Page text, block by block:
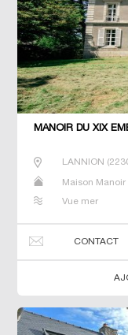
MANOIR DU XIX
LANNION (
Maison Manoir
Vue mer
CONTACT